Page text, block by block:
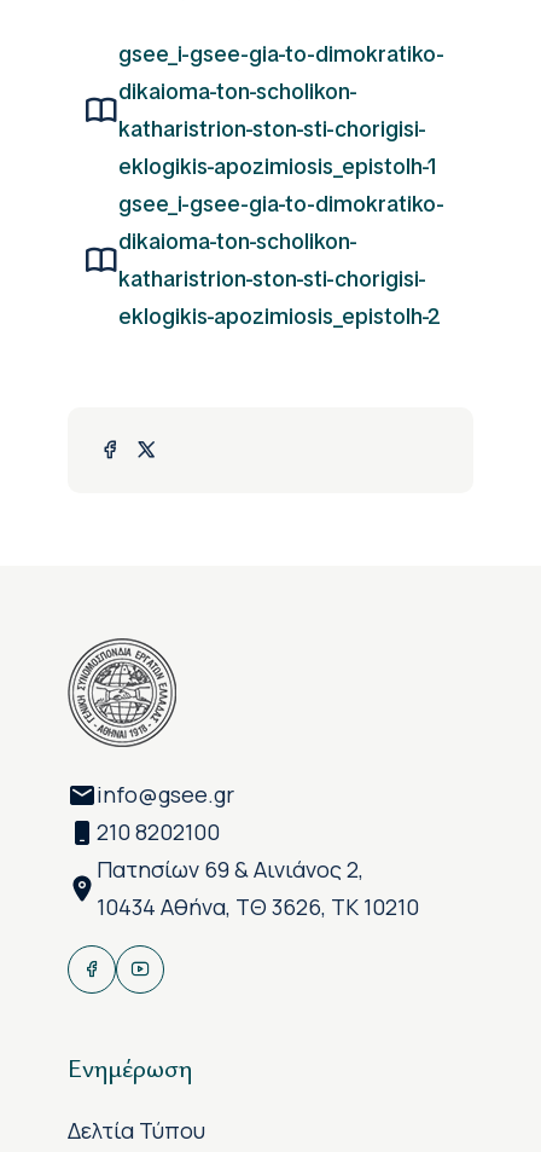
gsee_i-gsee-gia-to-dimokratiko-
dikaioma-ton-scholikon-
katharistrion-ston-sti-chorigisi-
eklogikis-apozimiosis_epistolh-1
gsee_i-gsee-gia-to-dimokratiko-
dikaioma-ton-scholikon-
katharistrion-ston-sti-chorigisi-
eklogikis-apozimiosis_epistolh-2
info@gsee.gr
210 8202100
Πατησίων 69 & Αινιάνος 2,
10434 Αθήνα, ΤΘ 3626, ΤΚ 10210
Ενημέρωση
Δελτία Τύπου